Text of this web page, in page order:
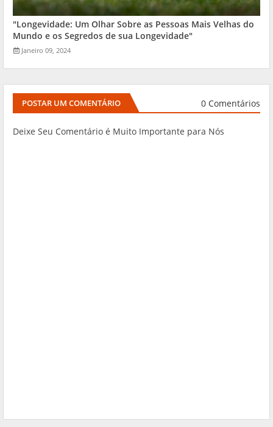
"Longevidade: Um Olhar Sobre as Pessoas Mais Velhas do
Mundo e os Segredos de sua Longevidade"
Janeiro 09, 2024
POSTAR UM COMENTÁRIO 0 Comentários
Deixe Seu Comentário é Muito Importante para Nós